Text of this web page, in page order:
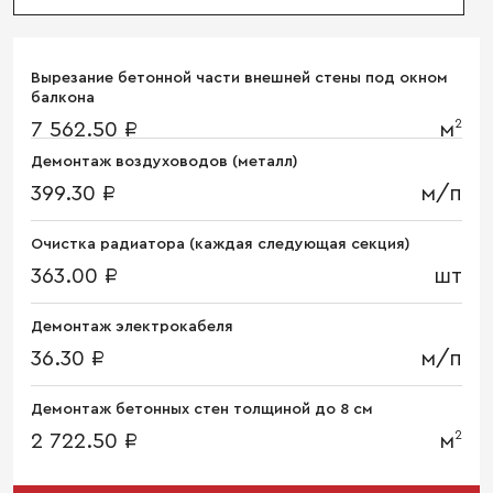
Вырезание бетонной части внешней стены под окном
балкона
7 562.50 ₽ м2
Демонтаж воздуховодов (металл)
399.30 ₽ м/п
Очистка радиатора (каждая следующая секция)
363.00 ₽ шт
Демонтаж электрокабеля
36.30 ₽ м/п
Демонтаж бетонных стен толщиной до 8 см
2 722.50 ₽ м2